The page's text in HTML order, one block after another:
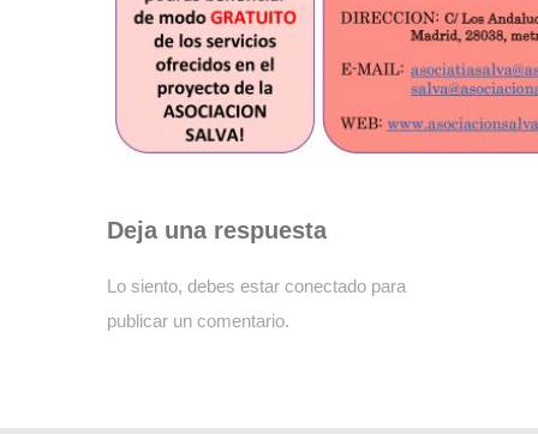
Deja una respuesta
Lo siento, debes estar conectado para
publicar un comentario.